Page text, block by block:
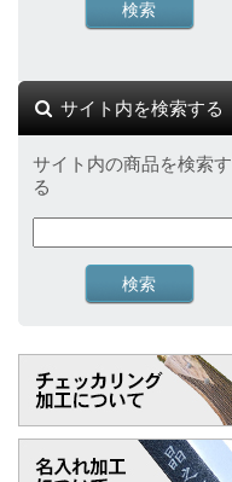
サイト内を検索する
サイト内の商品を検索す
る